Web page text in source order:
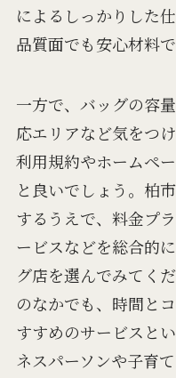
によるしっかりした
品質面でも安心材料で
一方で、バッグの容
応エリアなど気をつ
利用規約やホームペ
と良いでしょう。柏
するうえで、料金プ
ービスなどを総合的
グ店を選んでみてく
のなかでも、時間と
すすめのサービスと
ネスパーソンや子育